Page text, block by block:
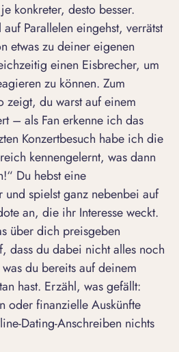
konkreter, desto besser.
Parallelen eingehst, verrätst
etwas zu deiner eigenen
einen Eisbrecher, um
zu können. Zum
zeigt, du warst auf einem
– als Fan erkenne ich das
Konzertbesuch habe ich die
kennengelernt, was dann
Du hebst eine
spielst ganz nebenbei auf
an, die ihr Interesse weckt.
über dich preisgeben
dass du dabei nicht alles noch
du bereits auf deinem
hast. Erzähl, was gefällt:
oder finanzielle Auskünfte
Dating-Anschreiben nichts